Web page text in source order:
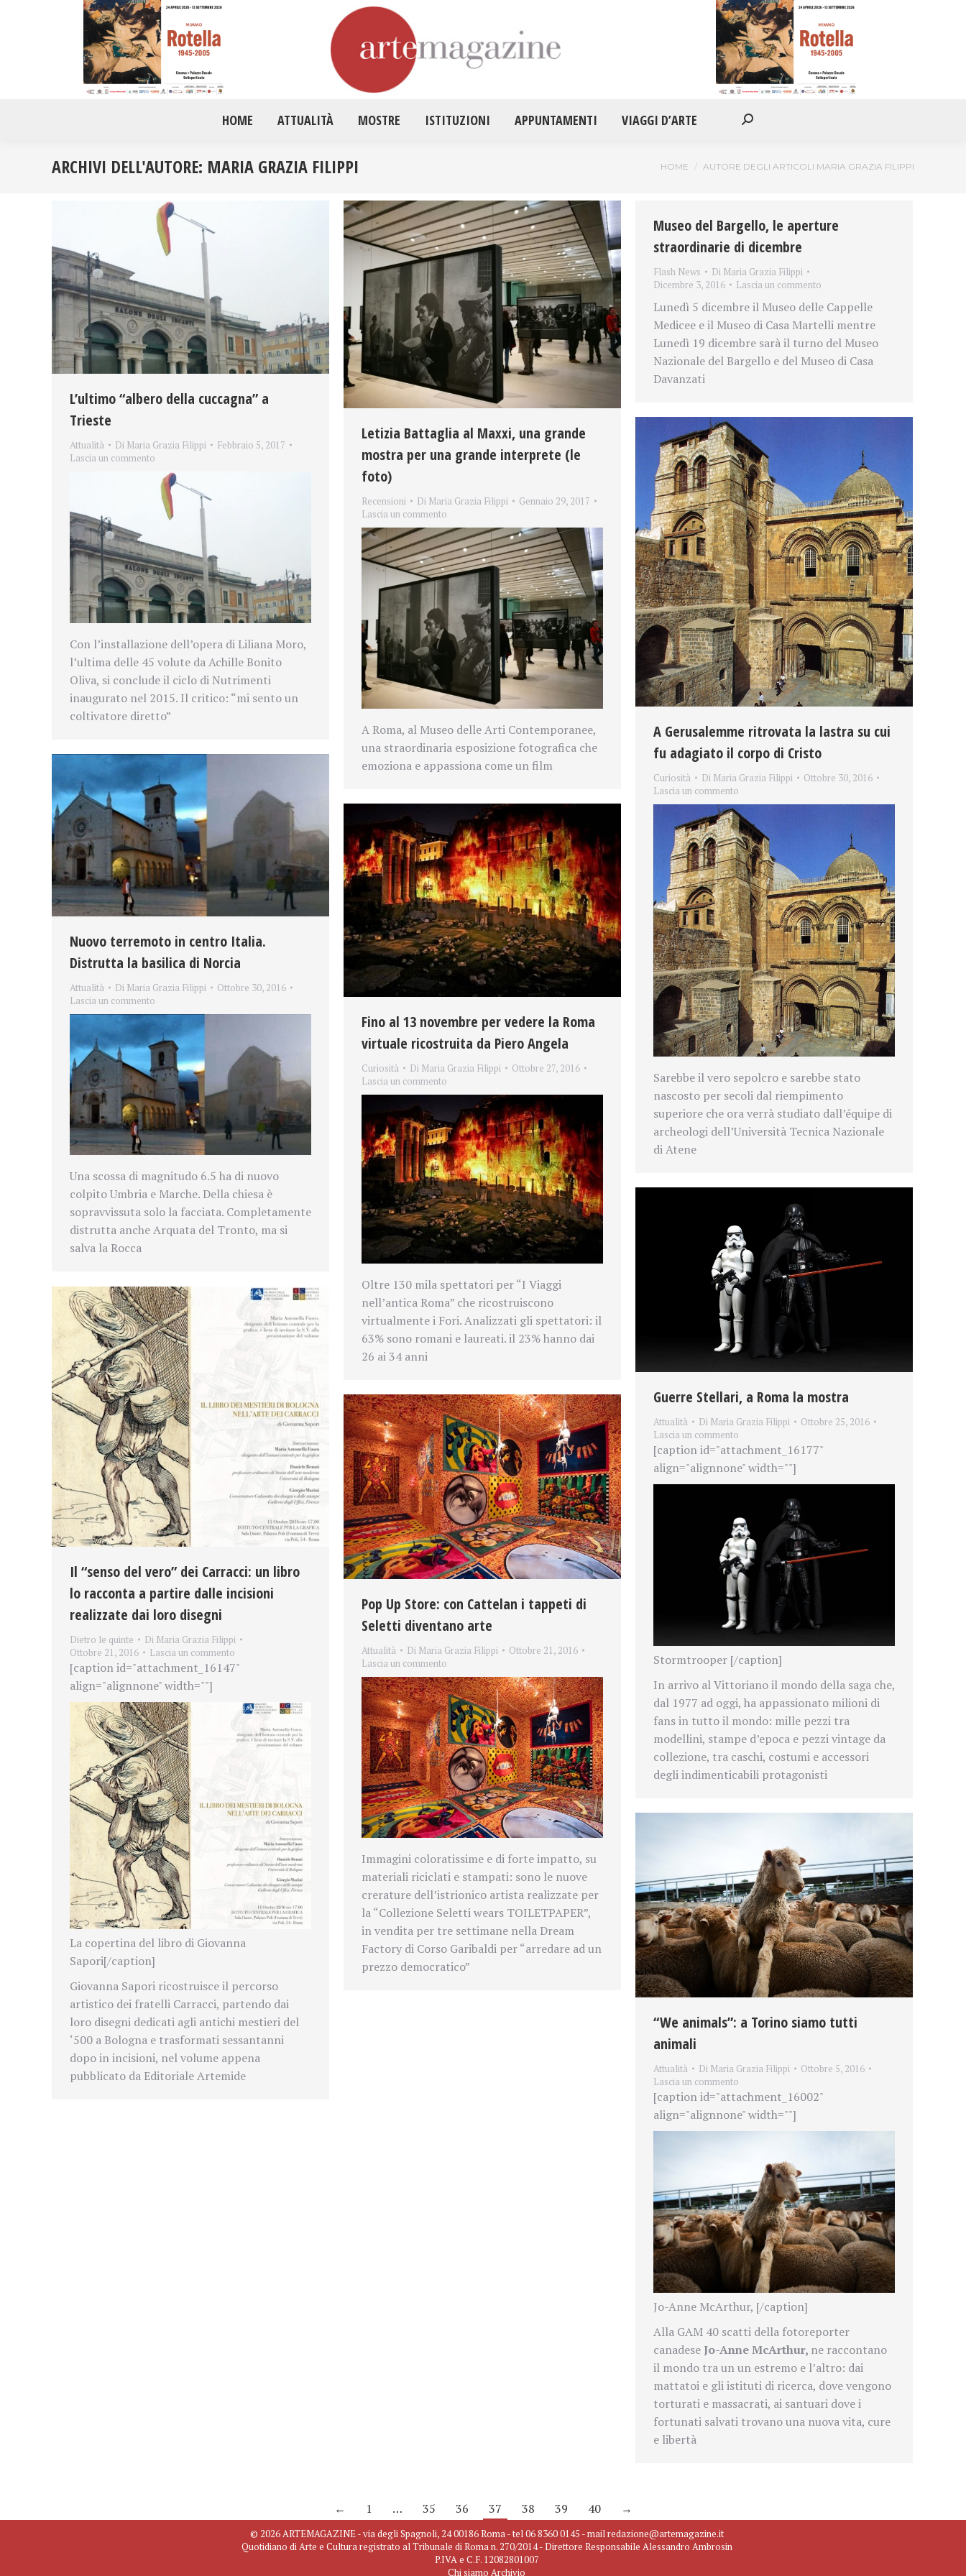
HOME ATTUALITÀ MOSTRE ISTITUZIONI APPUNTAMENTI VIAGGI D’ARTE Cerca:
ARCHIVI DELL'AUTORE: MARIA GRAZIA FILIPPI Tu sei qui:
HOME AUTORE DEGLI ARTICOLI MARIA GRAZIA FILIPPI
L’ultimo “albero della cuccagna” a
Trieste
Attualità Di Maria Grazia Filippi
Febbraio 5, 2017
Lascia un commento
Con l’installazione dell’opera di Liliana Moro,
l’ultima delle 45 volute da Achille Bonito
Oliva, si conclude il ciclo di Nutrimenti
inaugurato nel 2015. Il critico: “mi sento un
coltivatore diretto”
Letizia Battaglia al Maxxi, una grande
mostra per una grande interprete (le
foto)
Recensioni Di Maria Grazia Filippi
Gennaio 29, 2017
Lascia un commento
A Roma, al Museo delle Arti Contemporanee,
una straordinaria esposizione fotografica che
emoziona e appassiona come un film
Museo del Bargello, le aperture
straordinarie di dicembre
Flash News Di Maria Grazia Filippi
Dicembre 3, 2016
Lascia un commento
Lunedì 5 dicembre il Museo delle Cappelle
Medicee e il Museo di Casa Martelli mentre
Lunedì 19 dicembre sarà il turno del Museo
Nazionale del Bargello e del Museo di Casa
Davanzati
A Gerusalemme ritrovata la lastra su cui
fu adagiato il corpo di Cristo
Curiosità Di Maria Grazia Filippi
Ottobre 30, 2016
Lascia un commento
Sarebbe il vero sepolcro e sarebbe stato
nascosto per secoli dal riempimento
superiore che ora verrà studiato dall’équipe di
archeologi dell’Università Tecnica Nazionale
di Atene
Nuovo terremoto in centro Italia.
Distrutta la basilica di Norcia
Attualità Di Maria Grazia Filippi
Ottobre 30, 2016
Lascia un commento
Una scossa di magnitudo 6.5 ha di nuovo
colpito Umbria e Marche. Della chiesa è
sopravvissuta solo la facciata. Completamente
distrutta anche Arquata del Tronto, ma si
salva la Rocca
Fino al 13 novembre per vedere la Roma
virtuale ricostruita da Piero Angela
Curiosità Di Maria Grazia Filippi
Ottobre 27, 2016
Lascia un commento
Oltre 130 mila spettatori per “I Viaggi
nell’antica Roma” che ricostruiscono
virtualmente i Fori. Analizzati gli spettatori: il
63% sono romani e laureati. il 23% hanno dai
26 ai 34 anni
Guerre Stellari, a Roma la mostra
Attualità Di Maria Grazia Filippi
Ottobre 25, 2016
Lascia un commento
[caption id="attachment_16177"
align="alignnone" width=""]
Stormtrooper [/caption]
In arrivo al Vittoriano il mondo della saga che,
dal 1977 ad oggi, ha appassionato milioni di
fans in tutto il mondo: mille pezzi tra
modellini, stampe d’epoca e pezzi vintage da
collezione, tra caschi, costumi e accessori
degli indimenticabili protagonisti
Il “senso del vero” dei Carracci: un libro
lo racconta a partire dalle incisioni
realizzate dai loro disegni
Dietro le quinte Di Maria Grazia Filippi
Ottobre 21, 2016
Lascia un commento
[caption id="attachment_16147"
align="alignnone" width=""]
La copertina del libro di Giovanna
Sapori[/caption]
Giovanna Sapori ricostruisce il percorso
artistico dei fratelli Carracci, partendo dai
loro disegni dedicati agli antichi mestieri del
‘500 a Bologna e trasformati sessantanni
dopo in incisioni, nel volume appena
pubblicato da Editoriale Artemide
Pop Up Store: con Cattelan i tappeti di
Seletti diventano arte
Attualità Di Maria Grazia Filippi
Ottobre 21, 2016
Lascia un commento
Immagini coloratissime e di forte impatto, su
materiali riciclati e stampati: sono le nuove
crerature dell’istrionico artista realizzate per
la “Collezione Seletti wears TOILETPAPER”,
in vendita per tre settimane nella Dream
Factory di Corso Garibaldi per “arredare ad un
prezzo democratico”
“We animals”: a Torino siamo tutti
animali
Attualità Di Maria Grazia Filippi
Ottobre 5, 2016
Lascia un commento
[caption id="attachment_16002"
align="alignnone" width=""]
Jo-Anne McArthur, [/caption]
Alla GAM 40 scatti della fotoreporter
canadese Jo-Anne McArthur, ne raccontano
il mondo tra un un estremo e l’altro: dai
mattatoi e gli istituti di ricerca, dove vengono
torturati e massacrati, ai santuari dove i
fortunati salvati trovano una nuova vita, cure
e libertà
← 1 … 35 36 37 38 39 40 →
© 2026 ARTEMAGAZINE - via degli Spagnoli, 24 00186 Roma - tel 06 8360 0145 - mail redazione@artemagazine.it
Quotidiano di Arte e Cultura registrato al Tribunale di Roma n. 270/2014 - Direttore Responsabile Alessandro Ambrosin
P.IVA e C.F. 12082801007
Chi siamo Archivio
HOME APPUNTAMENTI VIAGGI D’ARTE